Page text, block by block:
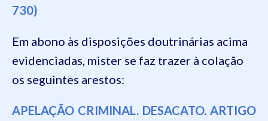
730)
Em abono às disposições doutrinárias acima
evidenciadas, mister se faz trazer à colação
os seguintes arestos:
APELAÇÃO CRIMINAL. DESACATO. ARTIGO